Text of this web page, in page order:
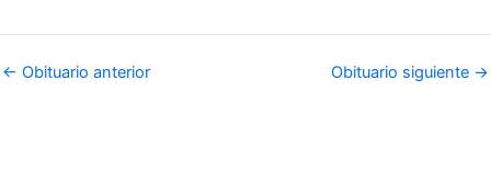
← Obituario anterior Obituario siguiente →